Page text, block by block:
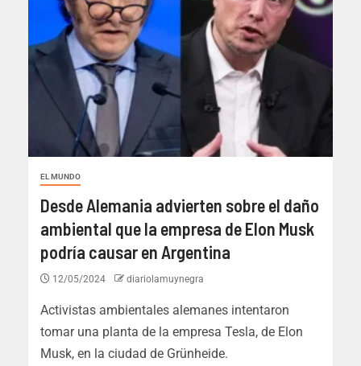
EL MUNDO
Desde Alemania advierten sobre el daño
ambiental que la empresa de Elon Musk
podría causar en Argentina
12/05/2024 diariolamuynegra
Activistas ambientales alemanes intentaron
tomar una planta de la empresa Tesla, de Elon
Musk, en la ciudad de Grünheide.